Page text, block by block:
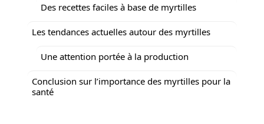
Des recettes faciles à base de myrtilles
Les tendances actuelles autour des myrtilles
Une attention portée à la production
Conclusion sur l’importance des myrtilles pour la
santé